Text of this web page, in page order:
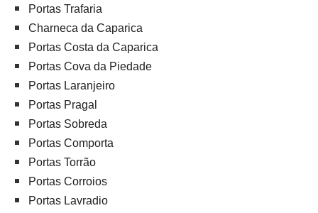
Portas Trafaria
Charneca da Caparica
Portas Costa da Caparica
Portas Cova da Piedade
Portas Laranjeiro
Portas Pragal
Portas Sobreda
Portas Comporta
Portas Torrão
Portas Corroios
Portas Lavradio